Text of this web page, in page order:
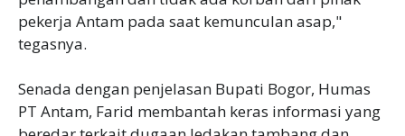
pekerja Antam pada saat kemunculan asap,"
tegasnya.
Senada dengan penjelasan Bupati Bogor, Humas
PT Antam, Farid membantah keras informasi yang